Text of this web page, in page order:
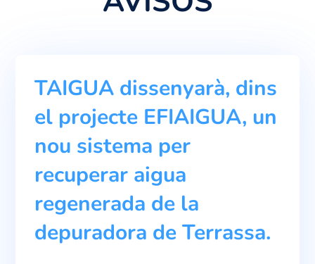
TAIGUA dissenyarà, dins
el projecte EFIAIGUA, un
nou sistema per
recuperar aigua
regenerada de la
depuradora de Terrassa.